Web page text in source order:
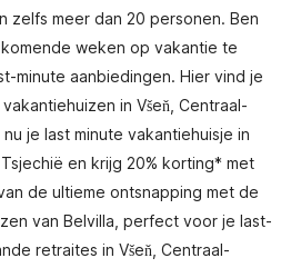
zelfs meer dan 20 personen. Ben
weken op vakantie te
minute aanbiedingen. Hier vind je
in Všeň, Centraal-
je last minute vakantiehuisje in
en krijg 20% korting* met
de ultieme ontsnapping met de
van Belvilla, perfect voor je last-
retraites in Všeň, Centraal-